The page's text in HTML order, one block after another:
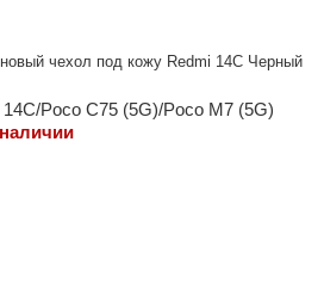
чехол под кожу Redmi 14C Черный
14C/Poco C75 (5G)/Poco M7 (5G)